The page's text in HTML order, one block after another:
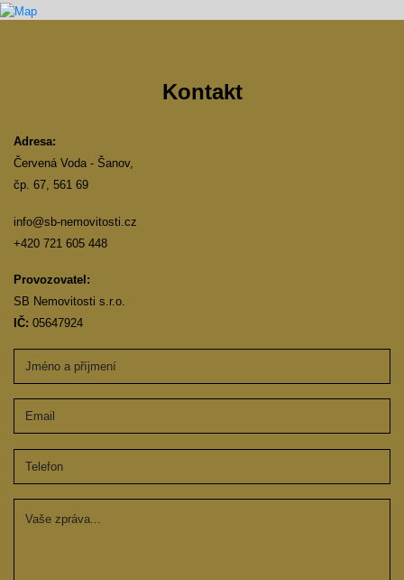
Kontakt
Adresa:
Červená Voda - Šanov,
čp. 67, 561 69
info@sb-nemovitosti.cz
+420 721 605 448
Provozovatel:
SB Nemovitosti s.r.o.
IČ: 05647924